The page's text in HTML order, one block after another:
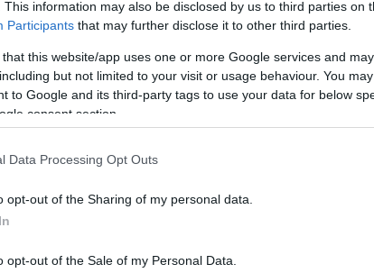
This information may also be disclosed by us to third parties on
Participants that may further disclose it to other third parties.
that this website/app uses one or more Google services and
but not limited to your visit or usage behaviour. You
to Google and its third-party tags to use your data for below
consent section.
Data Processing Opt Outs
opt-out of the Sharing of my personal data.
opt-out of the Sale of my Personal Data.
az MKP-nak viszont két opciója is. Amelyek
harmadikat választania.
hogy összefognak és közösen indulnak a
tárgyalni, majd hirtelen felálltak. A hírek akkor
az együttműködést. Erre bizonyíték ugyan nincs,
magyar, és pártjára, a Hídra is szinte kizárólag
az
Az egyiket az MKP választmányi elnökének. A